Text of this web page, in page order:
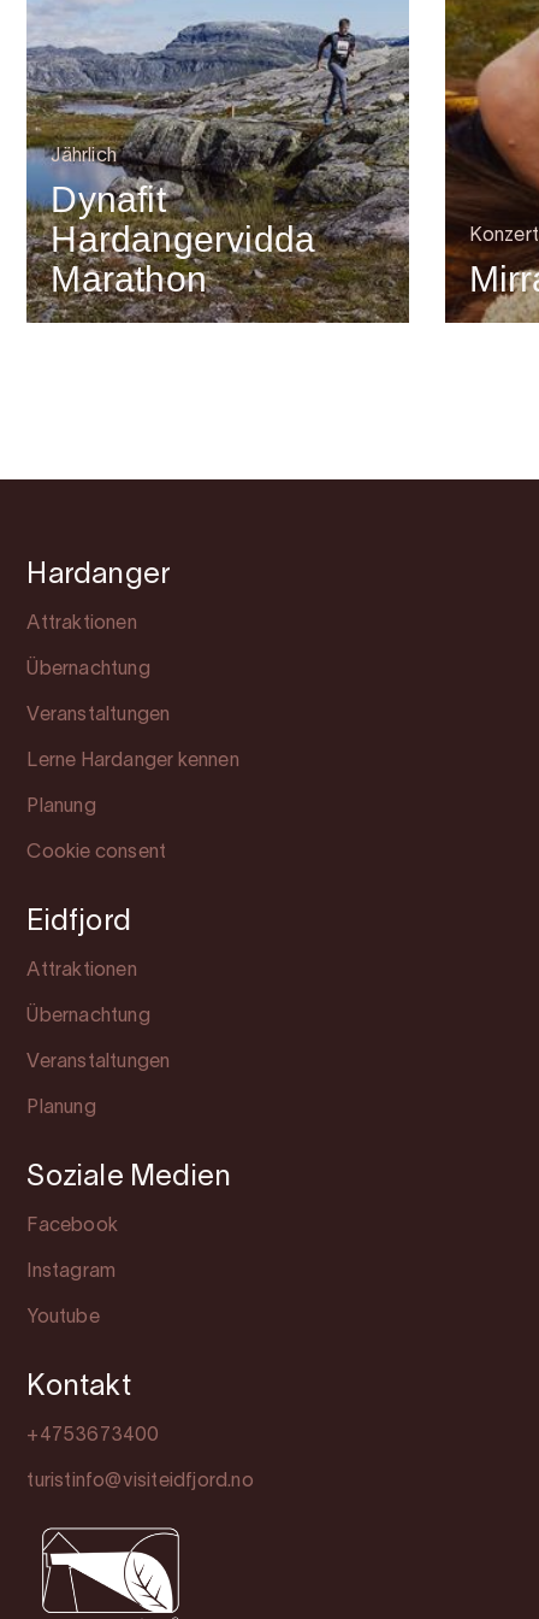
Jährlich
Dynafit
Hardangervidda
Marathon
Konzert
Hardanger
Attraktionen
Übernachtung
Veranstaltungen
Lerne Hardanger kennen
Planung
Cookie consent
Eidfjord
Attraktionen
Übernachtung
Veranstaltungen
Planung
Soziale Medien
Facebook
Instagram
Youtube
Kontakt
+4753673400
turistinfo@visiteidfjord.no